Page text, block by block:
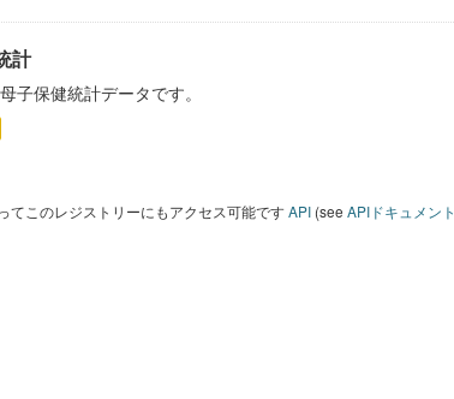
計
子保健統計データです。
てこのレジストリーにもアクセス可能ですAPI (see APIドキュメント